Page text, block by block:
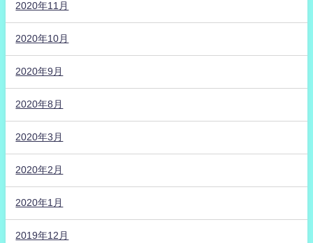
2020年11月
2020年10月
2020年9月
2020年8月
2020年3月
2020年2月
2020年1月
2019年12月